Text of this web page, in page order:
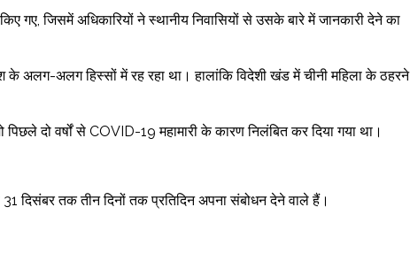
गए, जिसमें अधिकारियों ने स्थानीय निवासियों से उसके बारे में जानकारी देने का
अलग-अलग हिस्सों में रह रहा था। हालांकि विदेशी खंड में चीनी महिला के ठहरने
दो वर्षों से COVID-19 महामारी के कारण निलंबित कर दिया गया था।
दिसंबर तक तीन दिनों तक प्रतिदिन अपना संबोधन देने वाले हैं।